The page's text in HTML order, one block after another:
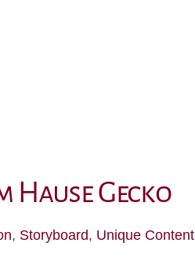
Gecko
, Storyboard, Unique Content